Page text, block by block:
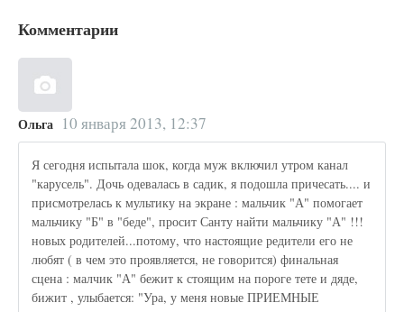
Комментарии
Ольга 10 января 2013, 12:37
Я сегодня испытала шок, когда муж включил утром канал
"карусель". Дочь одевалась в садик, я подошла причесать.... и
присмотрелась к мультику на экране : мальчик "А" помогает
мальчику "Б" в "беде", просит Санту найти мальчику "А" !!!
новых родителей...потому, что настоящие редители его не
любят ( в чем это проявляется, не говорится) финальная
сцена : малчик "А" бежит к стоящим на пороге тете и дяде,
бижит , улыбается: "Ура, у меня новые ПРИЕМНЫЕ